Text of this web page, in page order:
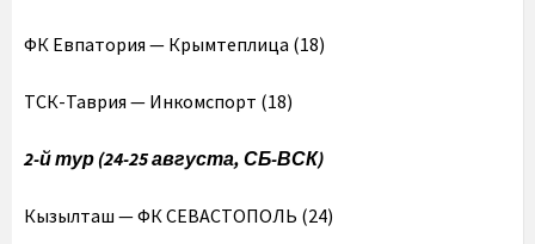
ФК Евпатория — Крымтеплица (18)
ТСК-Таврия — Инкомспорт (18)
2-й тур (24-25 августа, СБ-ВСК)
Кызылташ — ФК СЕВАСТОПОЛЬ (24)